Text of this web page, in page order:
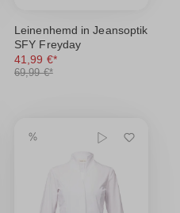
Leinenhemd in Jeansoptik
SFY Freyday
41,99 €*
69,99 €*